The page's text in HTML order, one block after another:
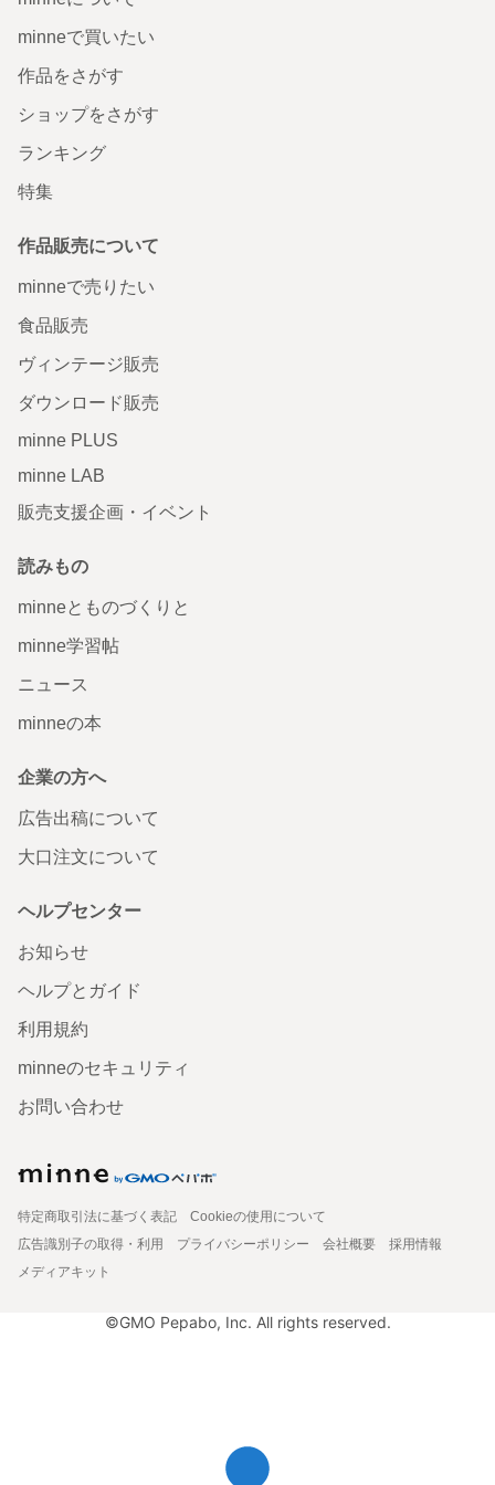
minneで買いたい
作品をさがす
ショップをさがす
ランキング
特集
作品販売について
minneで売りたい
食品販売
ヴィンテージ販売
ダウンロード販売
minne PLUS
minne LAB
販売支援企画・イベント
読みもの
minneとものづくりと
minne学習帖
ニュース
minneの本
企業の方へ
広告出稿について
大口注文について
ヘルプセンター
お知らせ
ヘルプとガイド
利用規約
minneのセキュリティ
お問い合わせ
特定商取引法に基づく表記
Cookieの使用について
広告識別子の取得・利用
プライバシーポリシー 会社概要
採用情報
メディアキット
©GMO Pepabo, Inc. All rights reserved.